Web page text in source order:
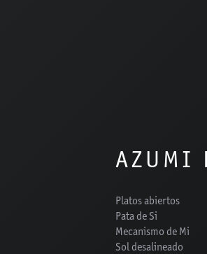
AZUMI
Platos abiertos
Pata de Si
Mecanismo de Mi
Sol desalineado